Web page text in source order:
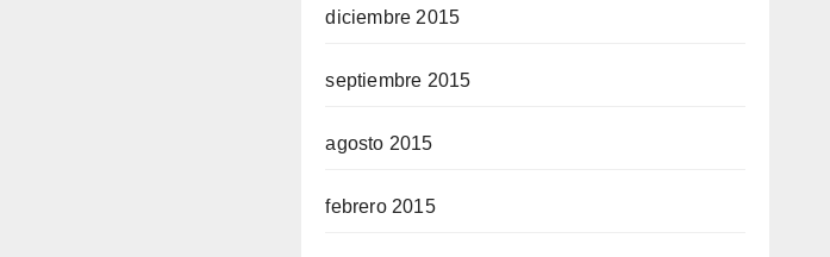
diciembre 2015
septiembre 2015
agosto 2015
febrero 2015